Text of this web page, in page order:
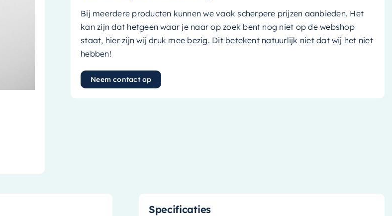
Bij meerdere producten kunnen we vaak scherpere prijzen aanbieden. Het
kan zijn dat hetgeen waar je naar op zoek bent nog niet op de webshop
staat, hier zijn wij druk mee bezig. Dit betekent natuurlijk niet dat wij het niet
hebben!
Neem contact op
Specificaties